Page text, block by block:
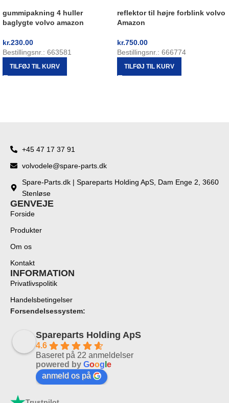
gummipakning 4 huller
baglygte volvo amazon
kr.230.00
Bestillingsnr.: 663581
TILFØJ TIL KURV
reflektor til højre forblink volvo
Amazon
kr.750.00
Bestillingsnr.: 666774
TILFØJ TIL KURV
+45 47 17 37 91
volvodele@spare-parts.dk
Spare-Parts.dk | Spareparts Holding ApS, Dam Enge 2, 3660
Stenløse
GENVEJE
Forside
Produkter
Om os
Kontakt
INFORMATION
Privatlivspolitik
Handelsbetingelser
Forsendelsessystem:
Spareparts Holding ApS
4.6
Baseret på 22 anmeldelser
powered by Goog e
anmeld os på